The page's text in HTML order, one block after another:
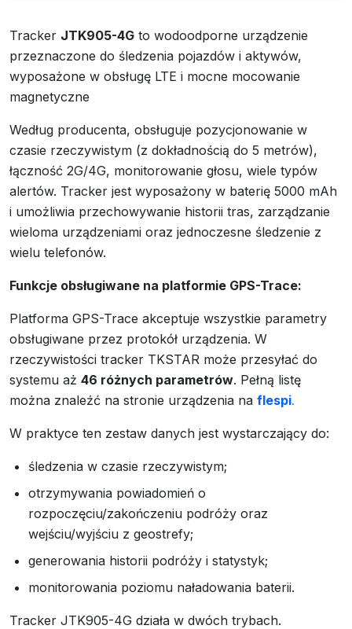
Tracker JTK905-4G to wodoodporne urządzenie
przeznaczone do śledzenia pojazdów i aktywów,
wyposażone w obsługę LTE i mocne mocowanie
magnetyczne
Według producenta, obsługuje pozycjonowanie w
czasie rzeczywistym (z dokładnością do 5 metrów),
łączność 2G/4G, monitorowanie głosu, wiele typów
alertów. Tracker jest wyposażony w baterię 5000 mAh
i umożliwia przechowywanie historii tras, zarządzanie
wieloma urządzeniami oraz jednoczesne śledzenie z
wielu telefonów.
Funkcje obsługiwane na platformie GPS-Trace:
Platforma GPS-Trace akceptuje wszystkie parametry
obsługiwane przez protokół urządzenia. W
rzeczywistości tracker TKSTAR może przesyłać do
systemu aż 46 różnych parametrów. Pełną listę
można znaleźć na stronie urządzenia na flespi.
W praktyce ten zestaw danych jest wystarczający do:
śledzenia w czasie rzeczywistym;
otrzymywania powiadomień o
rozpoczęciu/zakończeniu podróży oraz
wejściu/wyjściu z geostrefy;
generowania historii podróży i statystyk;
monitorowania poziomu naładowania baterii.
Tracker JTK905-4G działa w dwóch trybach.